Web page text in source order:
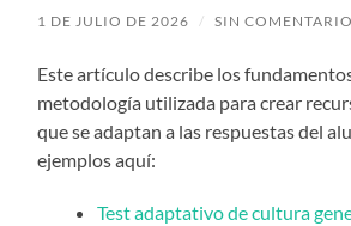
1 DE JULIO DE 2026 / SIN
Este artículo describe los
metodología utilizada para crear
que se adaptan a las respuestas del
ejemplos aquí:
Test adaptativo de cultura